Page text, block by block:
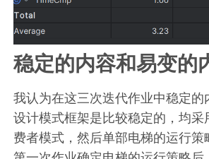
稳定的内容和易变的
我认为在这三次迭代作业中稳定的
设计模式框架是比较稳定的，均采
费者模式，然后单部电梯的运行策